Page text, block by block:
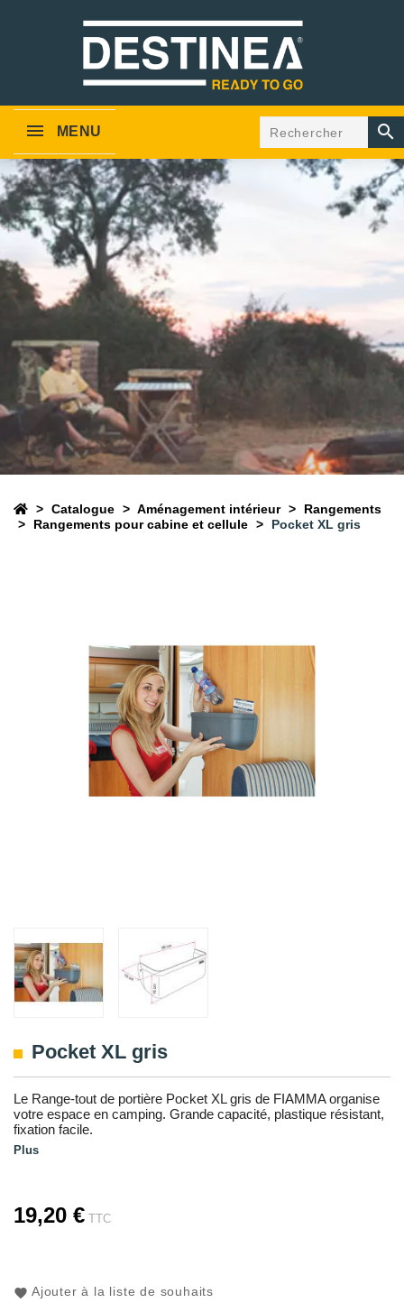
MENU 
Catalogue Aménagement intérieur
Rangements
Rangements pour cabine et cellule
Pocket XL gris
Pocket XL gris
Le Range-tout de portière Pocket XL gris de FIAMMA organise
votre espace en camping. Grande capacité, plastique résistant,
fixation facile.
Plus
19,20 € TTC
Ajouter à la liste de souhaits